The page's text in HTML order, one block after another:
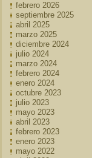
febrero 2026
septiembre 2025
abril 2025
marzo 2025
diciembre 2024
julio 2024
marzo 2024
febrero 2024
enero 2024
octubre 2023
julio 2023
mayo 2023
abril 2023
febrero 2023
enero 2023
mayo 2022